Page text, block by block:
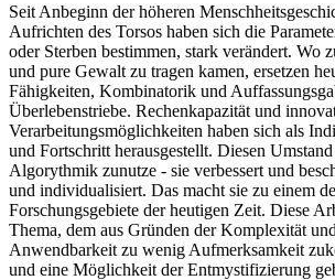
Seit Anbeginn der höheren
Aufrichten des Torsos haben sich die
oder Sterben bestimmen, stark verändert. Wo
und pure Gewalt zu tragen kamen, ersetzen
Fähigkeiten, Kombinatorik und
Überlebenstriebe. Rechenkapazität und
Verarbeitungsmöglichkeiten haben sich als
und Fortschritt herausgestellt. Diesen
Algorythmik zunutze - sie verbessert und
und individualisiert. Das macht sie zu einem
Forschungsgebiete der heutigen Zeit. Diese
Thema, dem aus Gründen der Komplexität
Anwendbarkeit zu wenig Aufmerksamkeit
und eine Möglichkeit der Entmystifizierung